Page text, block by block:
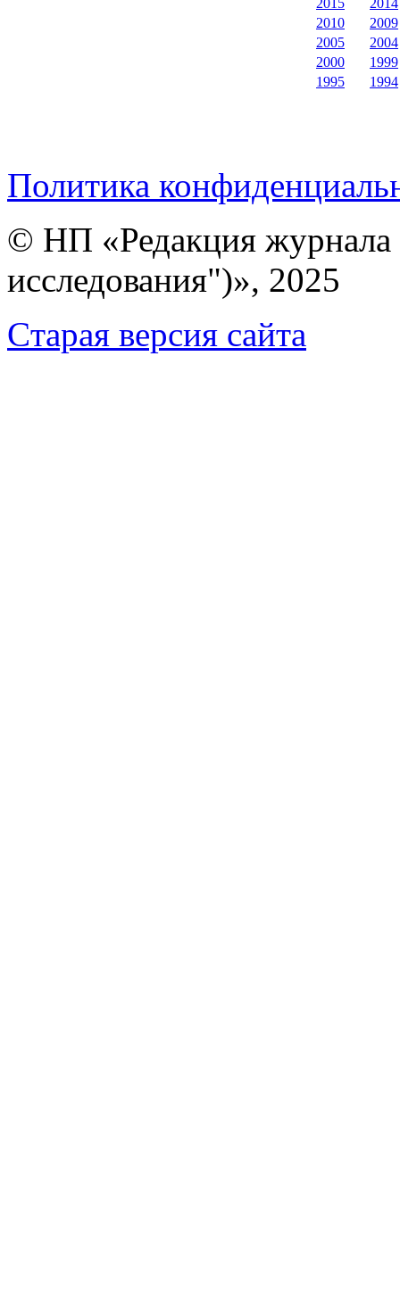
2015
2014
2010
2009
2005
2004
2000
1999
1995
1994
Политика
© НП «Редакция
исследования")», 2025
Cтарая версия сайта